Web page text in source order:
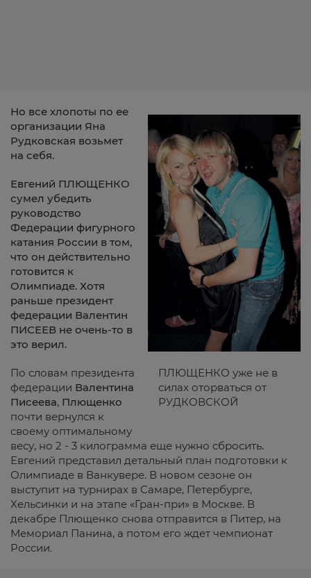
ПЛЮЩЕНКО уже не в
силах оторваться от
РУДКОВСКОЙ
Но все хлопоты по ее
организации Яна
Рудковская возьмет
на себя.
Евгений ПЛЮЩЕНКО
сумел убедить
руководство
Федерации фигурного
катания России в том,
что он действительно
готовится к
Олимпиаде. Хотя
раньше президент
федерации Валентин
ПИСЕЕВ не очень-то в
это верил.
По словам президента
федерации Валентина
Писеева, Плющенко
почти вернулся к
своему оптимальному
весу, но 2 - 3 килограмма еще нужно сбросить.
Евгений представил детальный план подготовки к
Олимпиаде в Ванкувере. В новом сезоне он
выступит на турнирах в Самаре, Петербурге,
Хельсинки и на этапе «Гран-при» в Москве. В
декабре Плющенко снова отправится в Питер, на
Мемориал Панина, а потом его ждет чемпионат
России.